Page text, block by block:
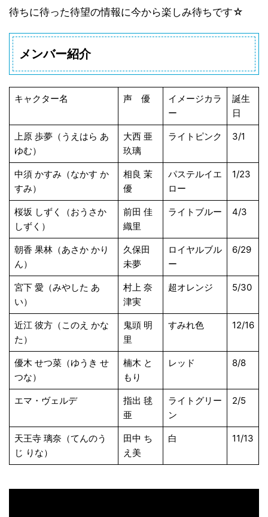
待ちに待った待望の情報に今から楽しみ待ちです☆
メンバー紹介
キャクター名 声 優
イメージカラ
ー
誕生
日
上原 歩夢（うえはら あ
ゆむ）
大西 亜
玖璃
ライトピンク 3/1
中須 かすみ（なかす か
すみ）
相良 茉
優
パステルイエ
ロー
1/23
桜坂 しずく（おうさか
しずく）
前田 佳
織里
ライトブルー 4/3
朝香 果林（あさか かり
ん）
久保田
未夢
ロイヤルブル
ー
6/29
宮下 愛（みやした あ
い）
村上 奈
津実
超オレンジ 5/30
近江 彼方（このえ かな
た）
鬼頭 明
里
すみれ色 12/16
優木 せつ菜（ゆうき せ
つな）
楠木 と
もり
レッド 8/8
エマ・ヴェルデ
指出 毬
亜
ライトグリー
ン
2/5
天王寺 璃奈（てんのう
じ りな）
田中 ち
え美
白 11/13